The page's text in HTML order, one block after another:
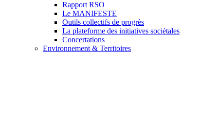
Rapport RSO
Le MANIFESTE
Outils collectifs de progrès
La plateforme des initiatives sociétales
Concertations
Environnement & Territoires